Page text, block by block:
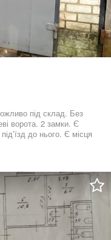
під склад. Без
ворота. 2 замки. Є
до нього. Є місця